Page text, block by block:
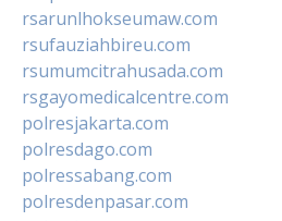
rsarunlhokseumaw.com
rsufauziahbireu.com
rsumumcitrahusada.com
rsgayomedicalcentre.com
polresjakarta.com
polresdago.com
polressabang.com
polresdenpasar.com